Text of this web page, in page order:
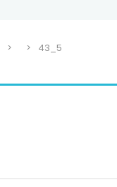
43_5